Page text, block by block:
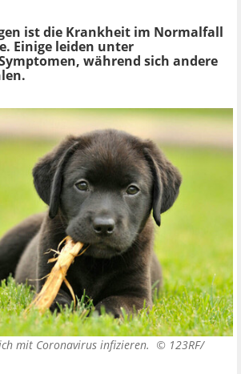
ist die Krankheit im Normalfall
Einige leiden unter
während sich andere
mit Coronavirus infizieren. © 123RF/